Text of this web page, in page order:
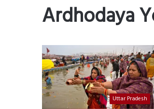
Ardhodaya
Uttar Pradesh